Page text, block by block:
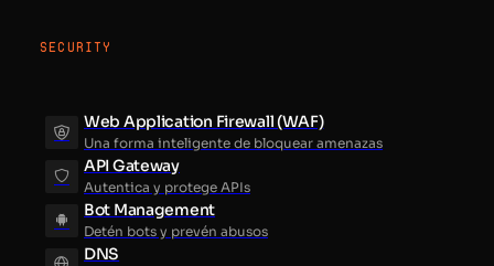
SECURITY
Web Application Firewall (WAF)
Una forma inteligente de bloquear amenazas
API Gateway
Autentica y protege APIs
Bot Management
Detén bots y prevén abusos
DNS